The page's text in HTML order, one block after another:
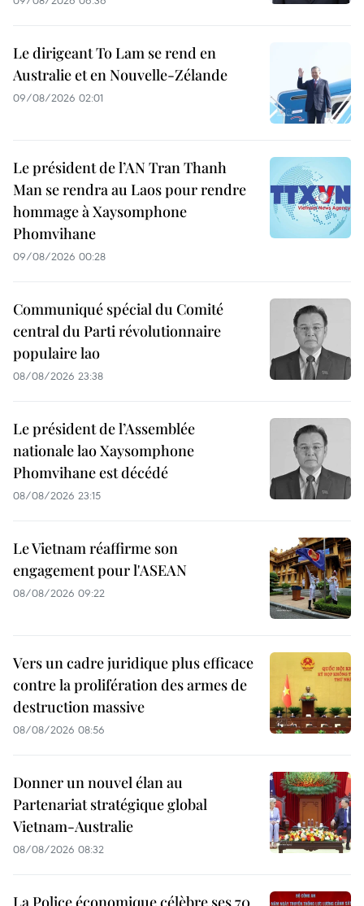
Le dirigeant To Lam se rend en
Australie et en Nouvelle-Zélande
09/08/2026 02:01
Le président de l’AN Tran Thanh
Man se rendra au Laos pour rendre
hommage à Xaysomphone
Phomvihane
09/08/2026 00:28
Communiqué spécial du Comité
central du Parti révolutionnaire
populaire lao
08/08/2026 23:38
Le président de l’Assemblée
nationale lao Xaysomphone
Phomvihane est décédé
08/08/2026 23:15
Le Vietnam réaffirme son
engagement pour l'ASEAN
08/08/2026 09:22
Vers un cadre juridique plus efficace
contre la prolifération des armes de
destruction massive
08/08/2026 08:56
Donner un nouvel élan au
Partenariat stratégique global
Vietnam-Australie
08/08/2026 08:32
La Police économique célèbre ses 70